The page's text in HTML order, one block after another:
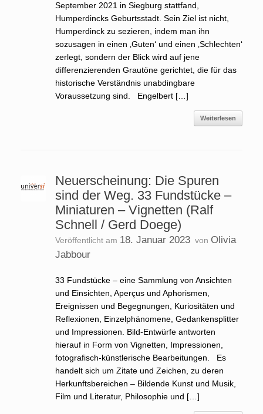
September 2021 in Siegburg stattfand,
Humperdincks Geburtsstadt. Sein Ziel ist nicht,
Humperdinck zu sezieren, indem man ihn
sozusagen in einen ‚Guten‘ und einen ‚Schlechten‘
zerlegt, sondern der Blick wird auf jene
differenzierenden Grautöne gerichtet, die für das
historische Verständnis unabdingbare
Voraussetzung sind. Engelbert […]
Weiterlesen
Neuerscheinung: Die Spuren
sind der Weg. 33 Fundstücke –
Miniaturen – Vignetten (Ralf
Schnell / Gerd Doege)
Veröffentlicht am 18. Januar 2023 von Olivia
Jabbour
33 Fundstücke – eine Sammlung von Ansichten
und Einsichten, Aperçus und Aphorismen,
Ereignissen und Begegnungen, Kuriositäten und
Reflexionen, Einzelphänomene, Gedankensplitter
und Impressionen. Bild-Entwürfe antworten
hierauf in Form von Vignetten, Impressionen,
fotografisch-künstlerische Bearbeitungen. Es
handelt sich um Zitate und Zeichen, zu deren
Herkunftsbereichen – Bildende Kunst und Musik,
Film und Literatur, Philosophie und […]